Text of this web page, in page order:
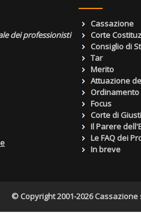
dei professionisti
Cassazione
Corte
Consiglio di
Tar
Merito
Attuazione
Focus
Corte di
Il Parere
Le FAQ dei
In breve
© Copyright 2001-2026 Cassazione